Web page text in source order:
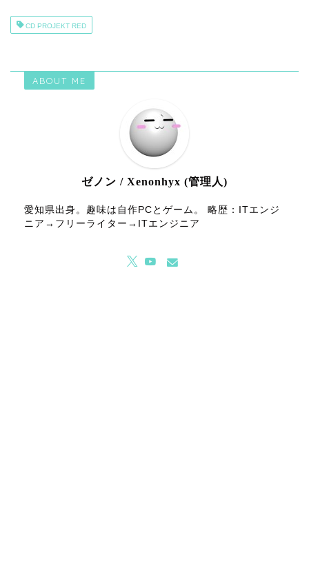
CD PROJEKT RED
ABOUT ME
ゼノン / Xenonhyx (管理人)
愛知県出身。趣味は自作PCとゲーム。 略歴：ITエンジ
ニア→フリーライター→ITエンジニア